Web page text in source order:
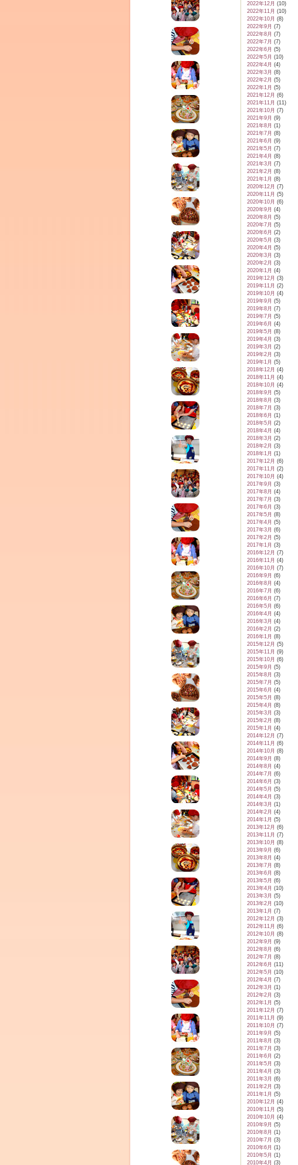
2022年12月 (10)
2022年11月 (10)
2022年10月 (8)
2022年9月 (7)
2022年8月 (7)
2022年7月 (7)
2022年6月 (5)
2022年5月 (10)
2022年4月 (4)
2022年3月 (8)
2022年2月 (5)
2022年1月 (5)
2021年12月 (6)
2021年11月 (11)
2021年10月 (7)
2021年9月 (9)
2021年8月 (1)
2021年7月 (8)
2021年6月 (9)
2021年5月 (7)
2021年4月 (8)
2021年3月 (7)
2021年2月 (8)
2021年1月 (8)
2020年12月 (7)
2020年11月 (5)
2020年10月 (6)
2020年9月 (4)
2020年8月 (5)
2020年7月 (5)
2020年6月 (2)
2020年5月 (3)
2020年4月 (5)
2020年3月 (3)
2020年2月 (3)
2020年1月 (4)
2019年12月 (3)
2019年11月 (2)
2019年10月 (4)
2019年9月 (5)
2019年8月 (7)
2019年7月 (5)
2019年6月 (4)
2019年5月 (8)
2019年4月 (3)
2019年3月 (2)
2019年2月 (3)
2019年1月 (5)
2018年12月 (4)
2018年11月 (4)
2018年10月 (4)
2018年9月 (5)
2018年8月 (3)
2018年7月 (3)
2018年6月 (1)
2018年5月 (2)
2018年4月 (4)
2018年3月 (2)
2018年2月 (3)
2018年1月 (1)
2017年12月 (6)
2017年11月 (2)
2017年10月 (4)
2017年9月 (3)
2017年8月 (4)
2017年7月 (3)
2017年6月 (3)
2017年5月 (8)
2017年4月 (5)
2017年3月 (6)
2017年2月 (5)
2017年1月 (3)
2016年12月 (7)
2016年11月 (4)
2016年10月 (7)
2016年9月 (6)
2016年8月 (4)
2016年7月 (6)
2016年6月 (7)
2016年5月 (6)
2016年4月 (4)
2016年3月 (4)
2016年2月 (2)
2016年1月 (8)
2015年12月 (5)
2015年11月 (9)
2015年10月 (6)
2015年9月 (5)
2015年8月 (3)
2015年7月 (5)
2015年6月 (4)
2015年5月 (8)
2015年4月 (8)
2015年3月 (3)
2015年2月 (8)
2015年1月 (4)
2014年12月 (7)
2014年11月 (6)
2014年10月 (8)
2014年9月 (8)
2014年8月 (4)
2014年7月 (6)
2014年6月 (3)
2014年5月 (5)
2014年4月 (3)
2014年3月 (1)
2014年2月 (4)
2014年1月 (5)
2013年12月 (6)
2013年11月 (7)
2013年10月 (8)
2013年9月 (6)
2013年8月 (4)
2013年7月 (8)
2013年6月 (8)
2013年5月 (6)
2013年4月 (10)
2013年3月 (5)
2013年2月 (10)
2013年1月 (7)
2012年12月 (3)
2012年11月 (6)
2012年10月 (8)
2012年9月 (9)
2012年8月 (6)
2012年7月 (8)
2012年6月 (11)
2012年5月 (10)
2012年4月 (7)
2012年3月 (1)
2012年2月 (3)
2012年1月 (5)
2011年12月 (7)
2011年11月 (9)
2011年10月 (7)
2011年9月 (5)
2011年8月 (3)
2011年7月 (3)
2011年6月 (2)
2011年5月 (3)
2011年4月 (3)
2011年3月 (6)
2011年2月 (3)
2011年1月 (5)
2010年12月 (4)
2010年11月 (5)
2010年10月 (4)
2010年9月 (5)
2010年8月 (1)
2010年7月 (3)
2010年6月 (1)
2010年5月 (1)
2010年4月 (3)